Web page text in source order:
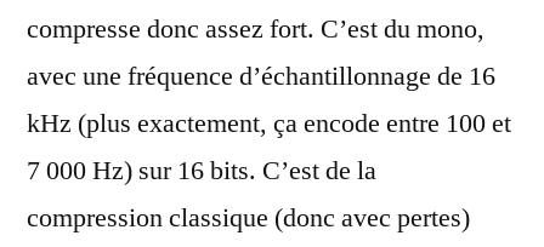
compresse donc assez fort. C’est du mono,
avec une fréquence d’échantillonnage de 16
kHz (plus exactement, ça encode entre 100 et
7 000 Hz) sur 16 bits. C’est de la
compression classique (donc avec pertes)